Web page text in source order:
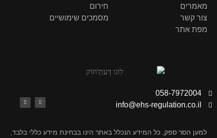
מאמרים
צור קשר
מפת אתר
חירום
מסמכים שימושיים
058-7972004
info@ehs-regulation.co.il
למען הסר ספק, כל המידע הנכלל באתר הינו בבחינת מידע כללי בלבד,